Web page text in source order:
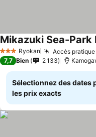
3 ÉtoilesRyokan Accès
Mikazuki Sea-Park
7,7 Bien 2 133
Sélectionnez des dates
les prix exacts